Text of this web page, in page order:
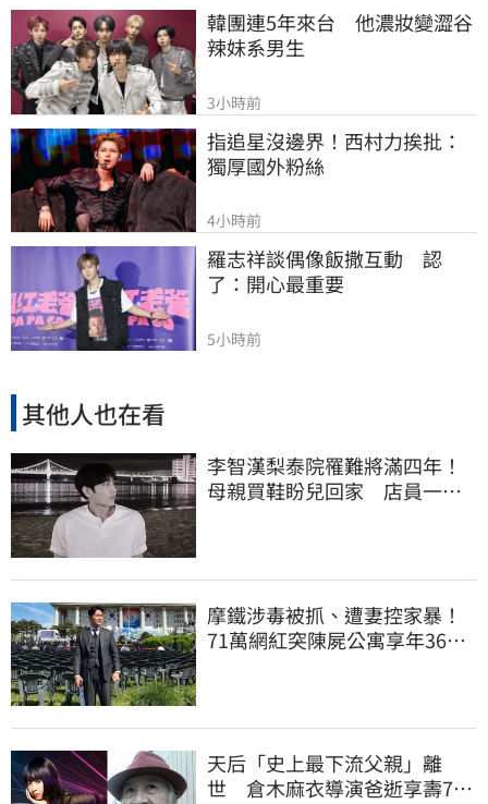
韓團連5年來台　他濃妝變澀谷
辣妹系男生
3小時前
指追星沒邊界！西村力挨批：
獨厚國外粉絲
4小時前
羅志祥談偶像飯撒互動　認
了：開心最重要
5小時前
其他人也在看
李智漢梨泰院罹難將滿四年！
母親買鞋盼兒回家 店員一句
摩鐵涉毒被抓、遭妻控家暴！
71萬網紅突陳屍公寓享年36
天后「史上最下流父親」離
世 倉木麻衣導演爸逝享壽76